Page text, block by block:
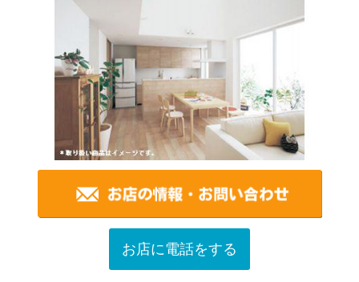
お店に電話をする